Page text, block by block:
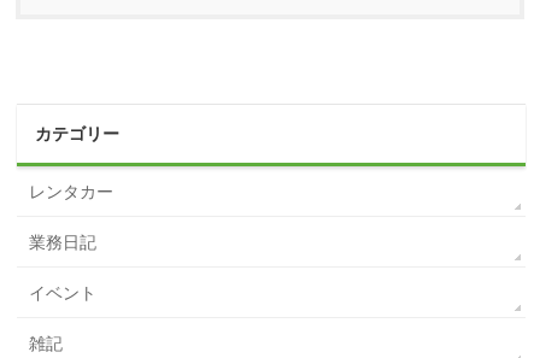
カテゴリー
レンタカー
業務日記
イベント
雑記